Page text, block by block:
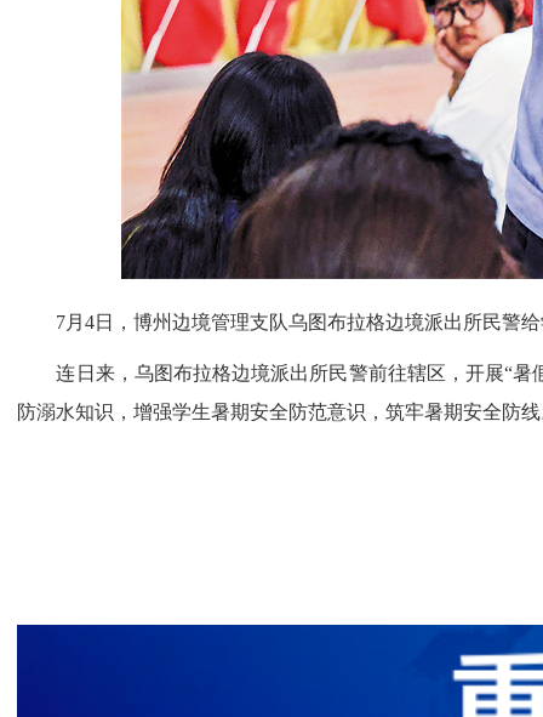
7月4日，博州边境管理支队乌图布拉格边境派出所民警给
连日来，乌图布拉格边境派出所民警前往辖区，开展“暑
防溺水知识，增强学生暑期安全防范意识，筑牢暑期安全